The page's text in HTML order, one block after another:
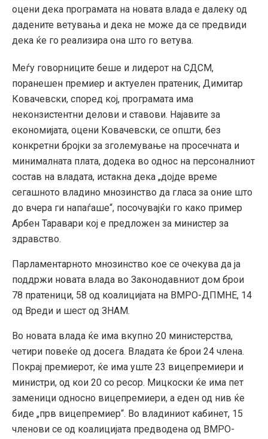
оцени дека програмата на новата влада е далеку од
дадените ветувања и дека не може да се предвиди
дека ќе го реализира она што го ветува.
Меѓу говорниците беше и лидерот на СДСМ,
поранешен премиер и актуелен пратеник, Димитар
Ковачевски, според кој, програмата има
неконзистентни делови и ставови. Најавите за
економијата, оцени Ковачевски, се општи, без
конкретни бројки за зголемување на просечната и
минималната плата, додека во однос на персоналниот
состав на владата, истакна дека „дојде време
сегашното владино мнозинство да гласа за оние што
до вчера ги напаѓаше“, посочувајќи го како пример
Арбен Таравари кој е предложен за министер за
здравство.
Парламентарното мнозинство кое се очекува да ја
поддржи новата влада во Законодавниот дом брои
78 пратеници, 58 од коалицијата на ВМРО-ДПМНЕ, 14
од Вреди и шест од ЗНАМ.
Во новата влада ќе има вкупно 20 министерства,
четири повеќе од досега. Владата ќе брои 24 члена.
Покрај премиерот, ќе има уште 23 вицепремиери и
министри, од кои 20 со ресор. Мицкоски ќе има пет
заменици односно вицепремиери, а еден од нив ќе
биде „прв вицепремиер“. Во владиниот кабинет, 15
членови се од коалицијата предводена од ВМРО-